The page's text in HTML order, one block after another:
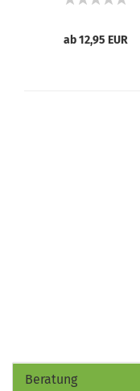
ab 12,95 EUR
Beratung